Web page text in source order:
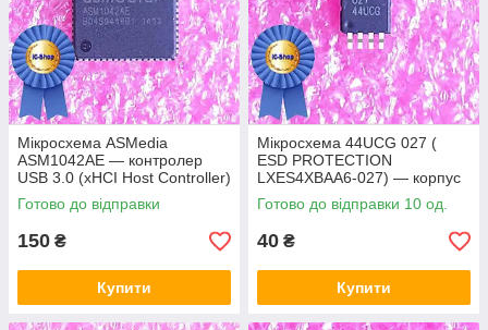
Мікросхема ASMedia
ASM1042AE — контролер
USB 3.0 (xHCI Host Controller)
Готово до відправки
150 ₴
Купити
Мікросхема 44UCG 027 (
ESD PROTECTION
LXES4XBAA6-027) — корпус
msop8
Готово до відправки 10 од.
40 ₴
Купити